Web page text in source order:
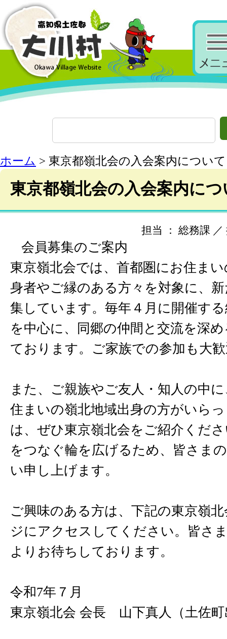
ホーム > 東京都嶺北会の入会案内について
東京都嶺北会の入会案内に
担当 ： 総務課 ／
会員募集のご案内
東京嶺北会では、首都圏にお住ま
身者やご縁のある方々を対象に、
集しています。毎年４月に開催す
を中心に、同郷の仲間と交流を深
ております。ご家族での参加も大
また、ご親族やご友人・知人の中
住まいの嶺北地域出身の方がいら
は、ぜひ東京嶺北会をご紹介くだ
をつなぐ輪を広げるため、皆さま
い申し上げます。
ご興味のある方は、下記の東京嶺
ジにアクセスしてください。皆さ
よりお待ちしております。
令和7年７月
東京嶺北会 会長 山下真人（土佐町